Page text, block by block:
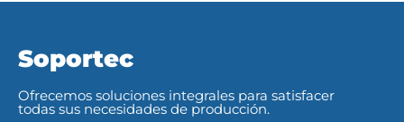
Soportec
Ofrecemos soluciones integrales para satisfacer
todas sus necesidades de producción.